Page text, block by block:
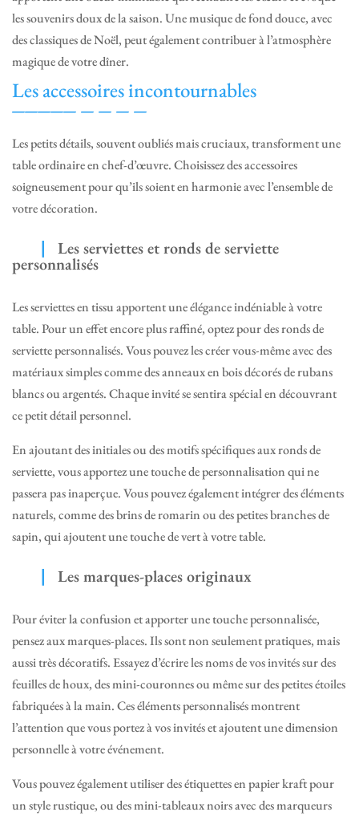
les souvenirs doux de la saison. Une musique de fond douce, avec
des classiques de Noël, peut également contribuer à l’atmosphère
magique de votre dîner.
Les accessoires incontournables
Les petits détails, souvent oubliés mais cruciaux, transforment une
table ordinaire en chef-d’œuvre. Choisissez des accessoires
soigneusement pour qu’ils soient en harmonie avec l’ensemble de
votre décoration.
Les serviettes et ronds de serviette
personnalisés
Les serviettes en tissu apportent une élégance indéniable à votre
table. Pour un effet encore plus raffiné, optez pour des ronds de
serviette personnalisés. Vous pouvez les créer vous-même avec des
matériaux simples comme des anneaux en bois décorés de rubans
blancs ou argentés. Chaque invité se sentira spécial en découvrant
ce petit détail personnel.
En ajoutant des initiales ou des motifs spécifiques aux ronds de
serviette, vous apportez une touche de personnalisation qui ne
passera pas inaperçue. Vous pouvez également intégrer des éléments
naturels, comme des brins de romarin ou des petites branches de
sapin, qui ajoutent une touche de vert à votre table.
Les marques-places originaux
Pour éviter la confusion et apporter une touche personnalisée,
pensez aux marques-places. Ils sont non seulement pratiques, mais
aussi très décoratifs. Essayez d’écrire les noms de vos invités sur des
feuilles de houx, des mini-couronnes ou même sur des petites étoiles
fabriquées à la main. Ces éléments personnalisés montrent
l’attention que vous portez à vos invités et ajoutent une dimension
personnelle à votre événement.
Vous pouvez également utiliser des étiquettes en papier kraft pour
un style rustique, ou des mini-tableaux noirs avec des marqueurs